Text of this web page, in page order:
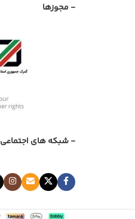
- مجوزها
- شبکه های اجتماعی